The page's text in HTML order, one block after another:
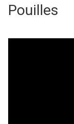
Pouilles